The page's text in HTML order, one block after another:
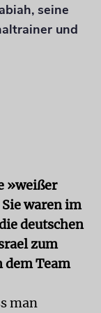
seine
und
»weißer
waren im
deutschen
zum
dem Team
man